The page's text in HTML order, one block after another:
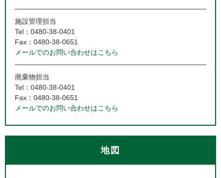
施設管理担当
Tel：0480-38-0401
Fax：0480-38-0651
メールでのお問い合わせはこちら
廃棄物担当
Tel：0480-38-0401
Fax：0480-38-0651
メールでのお問い合わせはこちら
地図